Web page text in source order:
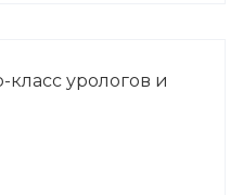
урологов и